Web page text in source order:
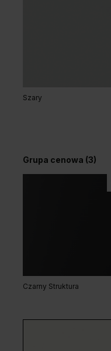
Szary
Grupa cenowa (3)
Czarny Struktura